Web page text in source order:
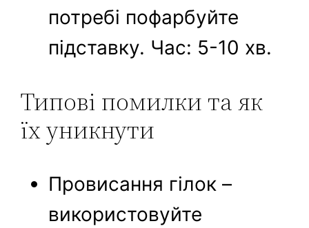
потребі пофарбуйте
підставку. Час: 5-10 хв.
Типові помилки та як
їх уникнути
Провисання гілок –
використовуйте